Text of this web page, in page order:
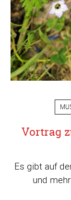
Vortrag
Es gibt auf
und